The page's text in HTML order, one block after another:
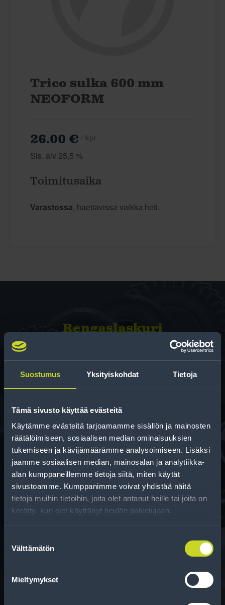
Suostumus Yksityiskohdat Tietoja
Tämä sivusto käyttää evästeitä
Käytämme evästeitä tarjoamamme sisällön ja mainosten
räätälöimiseen, sosiaalisen median ominaisuuksien
tukemiseen ja kävijämäärämme analysoimiseen. Lisäksi
jaamme sosiaalisen median, mainosalan ja analytiikka-
alan kumppaneillemme tietoja siitä, miten käytät
sivustoamme. Kumppanimme voivat yhdistää näitä
tietoja muihin tietoihin, joita olet antanut heille tai joita on
kerätty, kun olet käyttänyt heidän palvelujaan.
valinta
Välttämätön
Mieltymykset
Trico sulka 600 mm
NEOFORM
26.00 €
Sis. alv 25,5 %
Toimitusaika
Varastossa, haettavissa vaikka heti.
Rengas­laskuri
Auttaa sinua valitsemaan oikean kokoisen renkaan,
Rahoitus
Tee ostoksesi RengasCenter-tilillä. Saat
maksuaikaa renkaillesi.
Tavallisen ihmisen tietoa merkinnöistä, renkaista ja